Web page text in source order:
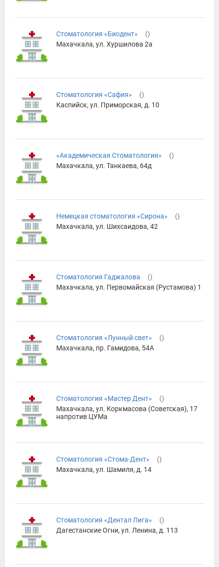
Стоматология «Биодент» ()
Махачкала, ул. Хуршилова 2а
Стоматология «Сафия» ()
Каспийск, ул. Приморская, д. 10
«Академическая Стоматология» ()
Махачкала, ул. Танкаева, 64д
Немецкая стоматология «Сирона» ()
Махачкала, ул. Шихсаидова, 42
Стоматология Гаджалова ()
Махачкала, ул. Первомайская (Рустамова) 1
Стоматология «Лунный свет» ()
Махачкала, пр. Гамидова, 54А
Стоматология «Мастер Дент» ()
Махачкала, ул. Коркмасова (Советская), 17
напротив ЦУМа
Стоматология «Стома-Дент» ()
Махачкала, ул. Шамиля, д. 14
Стоматология «Дентал Лига» ()
Дагестанские Огни, ул. Ленина, д. 113